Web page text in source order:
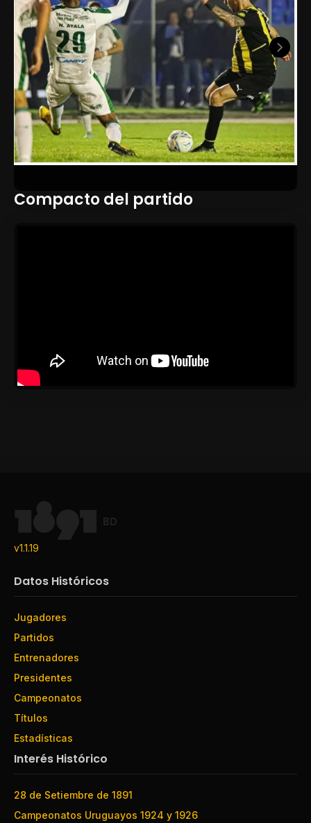
Compacto del partido
BD
v1.1.19
Datos Históricos
Jugadores
Partidos
Entrenadores
Presidentes
Campeonatos
Títulos
Estadísticas
Interés Histórico
28 de Setiembre de 1891
Campeonatos Uruguayos 1924 y 1926